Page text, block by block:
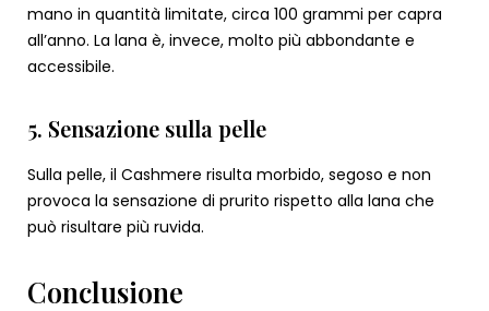
mano in quantità limitate, circa 100 grammi per capra
all’anno. La lana è, invece, molto più abbondante e
accessibile.
5. Sensazione sulla pelle
Sulla pelle, il Cashmere risulta morbido, segoso e non
provoca la sensazione di prurito rispetto alla lana che
può risultare più ruvida.
Conclusione